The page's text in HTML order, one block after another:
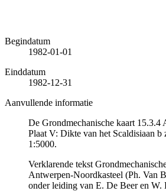
Begindatum
1982-01-01
Einddatum
1982-12-31
Aanvullende informatie
De Grondmechanische kaart 15.3.4
Plaat V: Dikte van het Scaldisiaan b
1:5000.
Verklarende tekst
Antwerpen-Noordkasteel (Ph. Van
onder leiding van E. De Beer en W.